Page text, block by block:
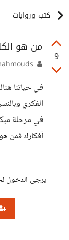
كتب وروايات
9
من هو
في حياتنا
الفكري
في مرحلة
أفكارك فمن
يرجى الدخول